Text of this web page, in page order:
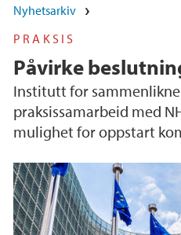
Nyhetsarkiv
PRAKSIS
Påvirke
Institutt for
praksissamarbeid med
mulighet for oppstart